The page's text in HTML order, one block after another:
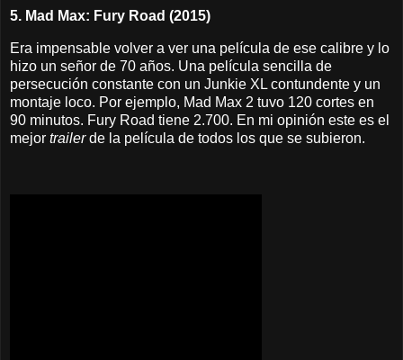
5. Mad Max: Fury Road (2015)
Era impensable volver a ver una película de ese calibre y lo
hizo un señor de 70 años. Una película sencilla de
persecución constante con un Junkie XL contundente y un
montaje loco. Por ejemplo, Mad Max 2 tuvo 120 cortes en
90 minutos. Fury Road tiene 2.700. En mi opinión este es el
mejor trailerde la película de todos los que se subieron.